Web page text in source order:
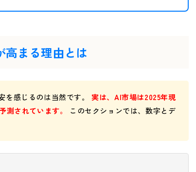
高まる理由とは
感じるのは当然です。
実は、AI市場は2025年現
されています。
このセクションでは、数字とデ